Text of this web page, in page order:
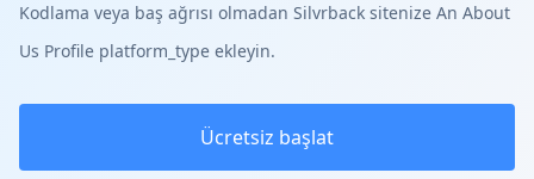
Kodlama veya baş ağrısı olmadan Silvrback sitenize An About
Us Profile platform_type ekleyin.
Ücretsiz başlat